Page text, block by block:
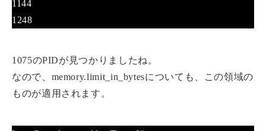
1144
1248
1075のPIDが見つかりましたね。
なので、memory.limit_in_bytesについても、この領域の
ものが適用されます。